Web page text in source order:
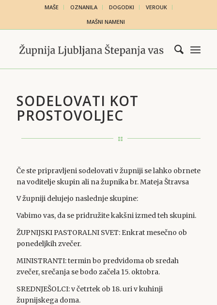
MAŠE OZNANILA DOGODKI
VEROUK
MAŠNI NAMENI
SODELOVATI KOT
PROSTOVOLJEC
Če ste pripravljeni sodelovati v župniji se lahko obrnete
na voditelje skupin ali na župnika br. Mateja Štravsa
V župniji delujejo naslednje skupine:
Vabimo vas, da se pridružite kakšni izmed teh skupini.
ŽUPNIJSKI PASTORALNI SVET: Enkrat mesečno ob
ponedeljkih zvečer.
MINISTRANTI: termin bo predvidoma ob sredah
zvečer, srečanja se bodo začela 15. oktobra.
SREDNJEŠOLCI: v četrtek ob 18. uri v kuhinji
župnijskega doma.